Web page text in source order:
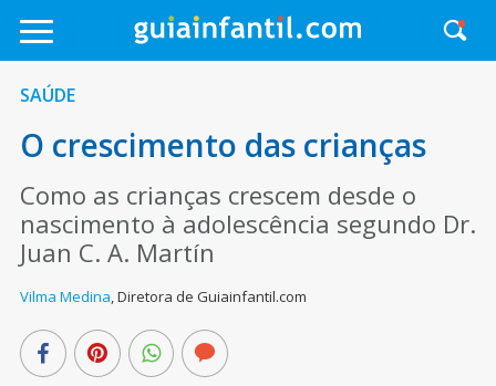
SAÚDE
O crescimento das crianças
Como as crianças crescem desde o
nascimento à adolescência segundo Dr.
Juan C. A. Martín
Vilma Medina,Diretora de Guiainfantil.com